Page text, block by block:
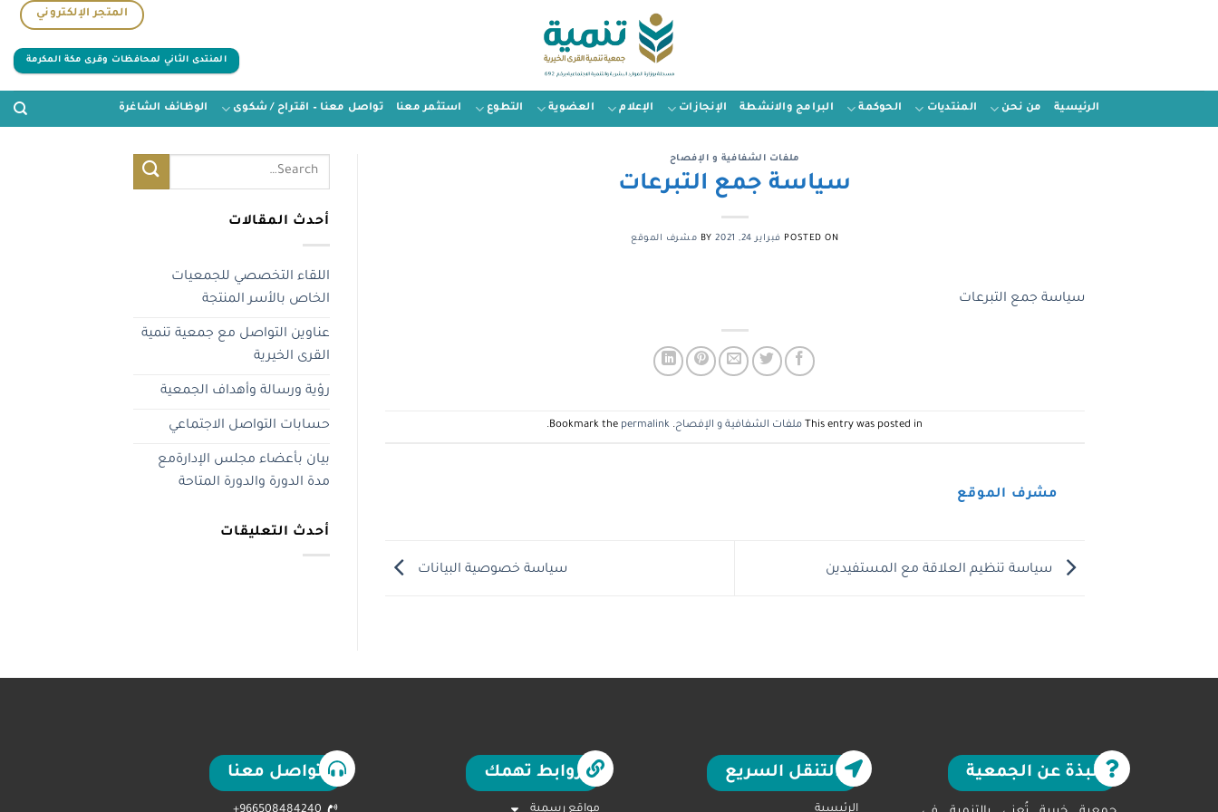
المتجر الإلكتروني
المنتدى الثاني لمحافظات وقرى مكة المكرمة
الرئيسية من نحن المنتديات الحوكمة البرامج والانشطة الإنجازات الإعلام العضوية التطوع استثمر معنا تواصل معنا – اقتراح / شكوى الوظائف الشاغرة
ملفات الشفافية و الإفصاح
سياسة جمع التبرعات
POSTED ON فبراير 24, 2021 BY مشرف الموقع
سياسة جمع التبرعات
This entry was posted in ملفات الشفافية و الإفصاح. Bookmark the
permalink
.
مشرف الموقع
سياسة تنظيم العلاقة مع المستفيدين سياسة خصوصية البيانات
أحدث المقالات
اللقاء التخصصي للجمعيات
الخاص بالأسر المنتجة
عناوين التواصل مع جمعية تنمية
القرى الخيرية
رؤية ورسالة وأهداف الجمعية
حسابات التواصل الاجتماعي
بيان بأعضاء مجلس الإدارةمع
مدة الدورة والدورة المتاحة
أحدث التعليقات
نبذة عن الجمعية التنقل السريع
الرئيسية
روابط تهمك
مواقع رسمية
تواصل معنا